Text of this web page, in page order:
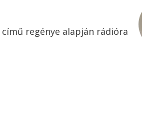
regénye alapján rádióra